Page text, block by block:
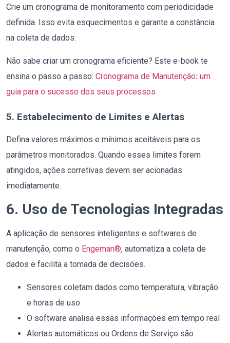
Crie um cronograma de monitoramento com periodicidade
definida. Isso evita esquecimentos e garante a constância
na coleta de dados.
Não sabe criar um cronograma eficiente? Este e-book te
ensina o passo a passo: Cronograma de Manutenção: um
guia para o sucesso dos seus processos
5. Estabelecimento de Limites e Alertas
Defina valores máximos e mínimos aceitáveis para os
parâmetros monitorados. Quando esses limites forem
atingidos, ações corretivas devem ser acionadas
imediatamente.
6. Uso de Tecnologias Integradas
A aplicação de sensores inteligentes e softwares de
manutenção, como o Engeman®, automatiza a coleta de
dados e facilita a tomada de decisões.
Sensores coletam dados como temperatura, vibração
e horas de uso
O software analisa essas informações em tempo real
Alertas automáticos ou Ordens de Serviço são